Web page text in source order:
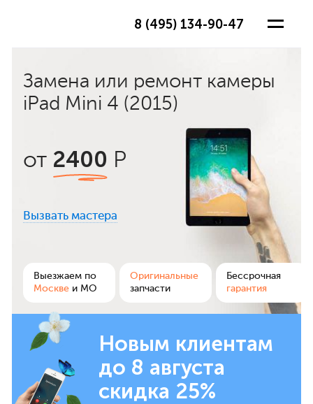
8 (495) 134-90-47
Замена или ремонт камеры
iPad Mini 4 (2015)
от 2400 Р
Вызвать мастера
Выезжаем по
Москве и МО
Оригинальные
запчасти
Бессрочная
гарантия
Новым клиентам
до 8 августа
скидка 25%